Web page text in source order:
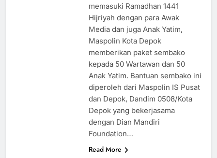
memasuki Ramadhan 1441
Hijriyah dengan para Awak
Media dan juga Anak Yatim,
Maspolin Kota Depok
memberikan paket sembako
kepada 50 Wartawan dan 50
Anak Yatim. Bantuan sembako ini
diperoleh dari Maspolin IS Pusat
dan Depok, Dandim 0508/Kota
Depok yang bekerjasama
dengan Dian Mandiri
Foundation…
Read More